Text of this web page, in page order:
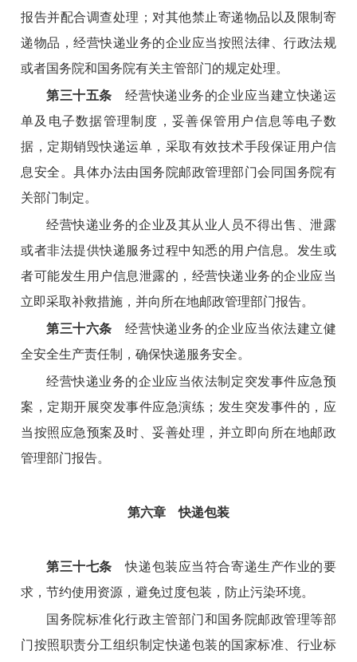
报告并配合调查处理；对其他禁止寄递物品以及限制寄
递物品，经营快递业务的企业应当按照法律、行政法规
或者国务院和国务院有关主管部门的规定处理。
第三十五条 经营快递业务的企业应当建立快递运
单及电子数据管理制度，妥善保管用户信息等电子数
据，定期销毁快递运单，采取有效技术手段保证用户信
息安全。具体办法由国务院邮政管理部门会同国务院有
关部门制定。
经营快递业务的企业及其从业人员不得出售、泄露
或者非法提供快递服务过程中知悉的用户信息。发生或
者可能发生用户信息泄露的，经营快递业务的企业应当
立即采取补救措施，并向所在地邮政管理部门报告。
第三十六条 经营快递业务的企业应当依法建立健
全安全生产责任制，确保快递服务安全。
经营快递业务的企业应当依法制定突发事件应急预
案，定期开展突发事件应急演练；发生突发事件的，应
当按照应急预案及时、妥善处理，并立即向所在地邮政
管理部门报告。
第六章 快递包装
第三十七条 快递包装应当符合寄递生产作业的要
求，节约使用资源，避免过度包装，防止污染环境。
国务院标准化行政主管部门和国务院邮政管理等部
门按照职责分工组织制定快递包装的国家标准、行业标